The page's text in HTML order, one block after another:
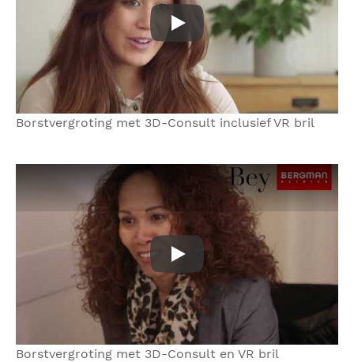
Borstvergroting met 3D-
Borstvergroting met 3D-Consult inclusief VR bril
Borstvergroting met 3D-
Borstvergroting met 3D-Consult en VR bril